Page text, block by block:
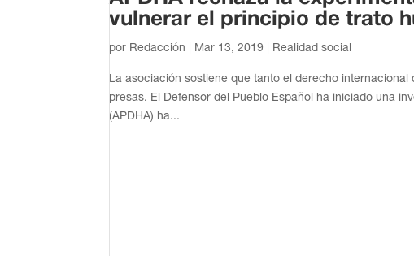
vulnerar el principio de trato
por Redacción | Mar 13, 2019 | Realidad social
La asociación sostiene que tanto el derecho
presas. El Defensor del Pueblo Español ha iniciado una
(APDHA) ha...